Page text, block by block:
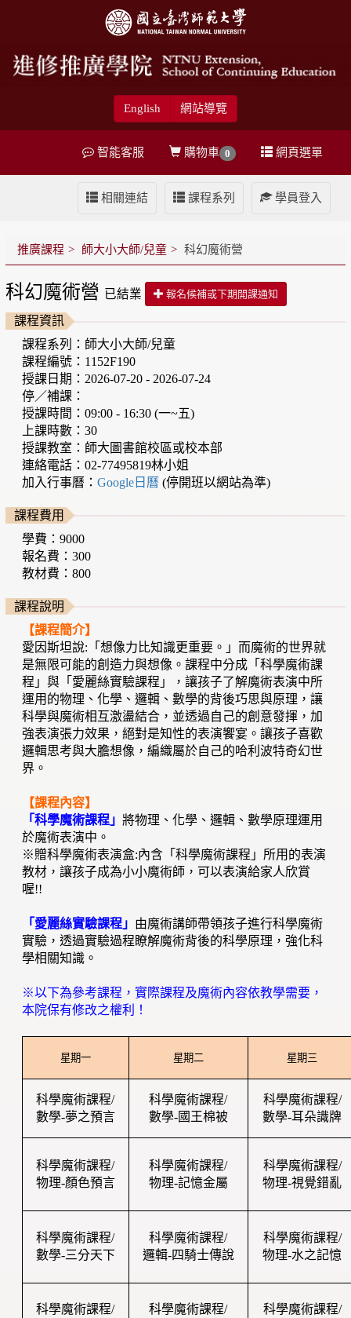
English 網站導覽
網頁選單
購物車 0
智能客服
學員登入
課程系列
相關連結
推廣課程 師大小大師/兒童 科幻魔術營
科幻魔術營 已結業 報名候補或下期開課通知
課程資訊
課程系列：師大小大師/兒童
課程編號：1152F190
授課日期：2026-07-20 - 2026-07-24
停／補課：
授課時間：09:00 - 16:30 (一~五)
上課時數：30
授課教室：師大圖書館校區或校本部
連絡電話：02-77495819林小姐
加入行事曆：Google日曆(停開班以網站為準)
課程費用
學費：9000
報名費：300
教材費：800
課程說明
【課程簡介】
愛因斯坦說:「想像力比知識更重要。」而魔術的世界就
是無限可能的創造力與想像。課程中分成「科學魔術課
程」與「愛麗絲實驗課程」，讓孩子了解魔術表演中所
運用的物理、化學、邏輯、數學的背後巧思與原理，讓
科學與魔術相互激盪結合，並透過自己的創意發揮，加
強表演張力效果，絕對是知性的表演饗宴。讓孩子喜歡
邏輯思考與大膽想像，編織屬於自己的哈利波特奇幻世
界。
【課程內容】
「科學魔術課程」將物理、化學、邏輯、數學原理運用
於魔術表演中。
※贈科學魔術表演盒:內含「科學魔術課程」所用的表演
教材，讓孩子成為小小魔術師，可以表演給家人欣賞
喔!!
「愛麗絲實驗課程」 由魔術講師帶領孩子進行科學魔術
實驗，透過實驗過程瞭解魔術背後的科學原理，強化科
學相關知識。
※以下為參考課程，實際課程及魔術內容依教學需要，
本院保有修改之權利！
星期一 星期二 星期三
科學魔術課程/
數學-夢之預言
科學魔術課程/
數學-國王棉被
科學魔術課程/
數學-耳朵識牌
科學魔術課程/
物理-顏色預言
科學魔術課程/
物理-記憶金屬
科學魔術課程/
物理-視覺錯亂
科學魔術課程/
數學-三分天下
科學魔術課程/
邏輯-四騎士傳說
科學魔術課程/
物理-水之記憶
科學魔術課程/
科學魔術課程/
科學魔術課程/